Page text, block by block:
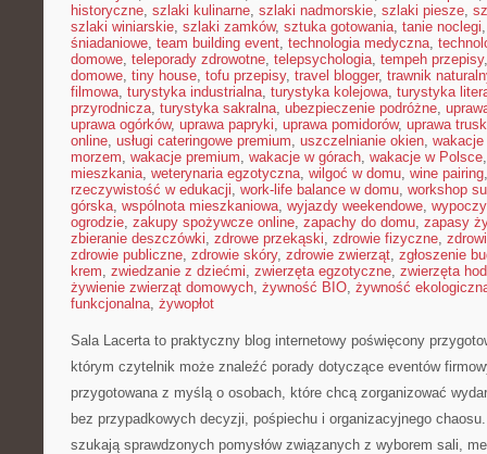
historyczne, szlaki kulinarne, szlaki nadmorskie, szlaki piesze,
szlaki winiarskie, szlaki zamków, sztuka gotowania, tanie noclegi
śniadaniowe, team building event, technologia medyczna,
domowe, teleporady zdrowotne, telepsychologia, tempeh przepisy
domowe, tiny house, tofu przepisy, travel blogger, trawnik
filmowa, turystyka industrialna, turystyka kolejowa, turystyka
przyrodnicza, turystyka sakralna, ubezpieczenie podróżne,
uprawa ogórków, uprawa papryki, uprawa pomidorów, uprawa
online, usługi cateringowe premium, uszczelnianie okien,
morzem, wakacje premium, wakacje w górach, wakacje w Polsce
mieszkania, weterynaria egzotyczna, wilgoć w domu, wine pairing
rzeczywistość w edukacji, work-life balance w domu, workshop
górska, wspólnota mieszkaniowa, wyjazdy weekendowe,
ogrodzie, zakupy spożywcze online, zapachy do domu, zapasy
zbieranie deszczówki, zdrowe przekąski, zdrowie fizyczne,
zdrowie publiczne, zdrowie skóry, zdrowie zwierząt, zgłoszenie
krem, zwiedzanie z dziećmi, zwierzęta egzotyczne, zwierzęta
żywienie zwierząt domowych, żywność BIO, żywność
funkcjonalna, żywopłot
Sala Lacerta to praktyczny blog internetowy poświęcony
którym czytelnik może znaleźć porady dotyczące eventów
przygotowana z myślą o osobach, które chcą zorganizować
bez przypadkowych decyzji, pośpiechu i organizacyjnego
szukają sprawdzonych pomysłów związanych z wyborem sali,